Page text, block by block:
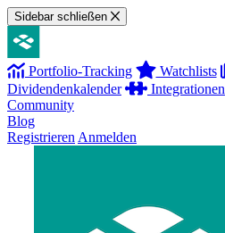
Sidebar schließen
Portfolio-Tracking Watchlists
Dividendenkalender
Integrationen
Community
Blog
Registrieren Anmelden